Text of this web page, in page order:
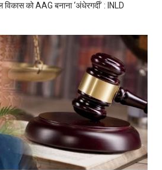
को AAG बनाना ‘अंधेरगर्दी’ : INLD